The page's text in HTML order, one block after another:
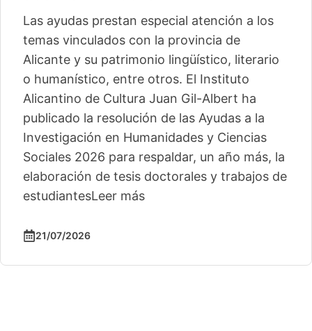
Las ayudas prestan especial atención a los
temas vinculados con la provincia de
Alicante y su patrimonio lingüístico, literario
o humanístico, entre otros. El Instituto
Alicantino de Cultura Juan Gil-Albert ha
publicado la resolución de las Ayudas a la
Investigación en Humanidades y Ciencias
Sociales 2026 para respaldar, un año más, la
elaboración de tesis doctorales y trabajos de
estudiantesLeer más
21/07/2026